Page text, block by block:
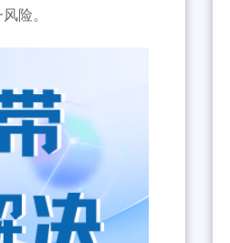
险。